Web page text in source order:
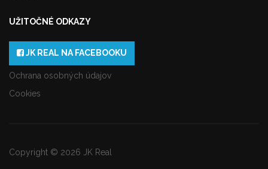
UŽITOČNÉ ODKAZY
JK REAL NA FACEBOOKU
Ochrana osobných údajov
Cookies
Copyright © 2026 JK Real